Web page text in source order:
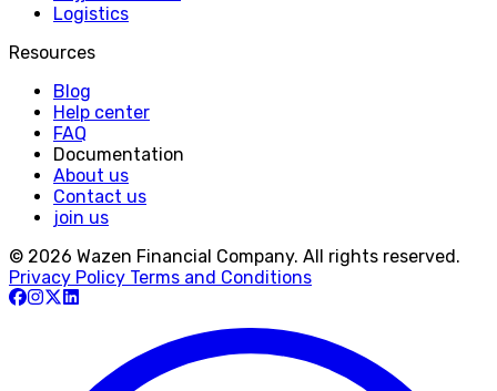
Logistics
Resources
Blog
Help center
FAQ
Documentation
About us
Contact us
join us
© 2026 Wazen Financial Company. All rights reserved.
Privacy Policy Terms and Conditions